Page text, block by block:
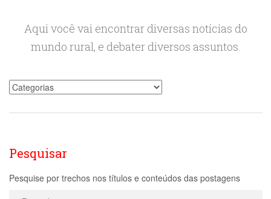
Aqui você vai encontrar diversas notícias do
mundo rural, e debater diversos assuntos.
Pesquisar
Pesquise por trechos nos títulos e conteúdos das postagens